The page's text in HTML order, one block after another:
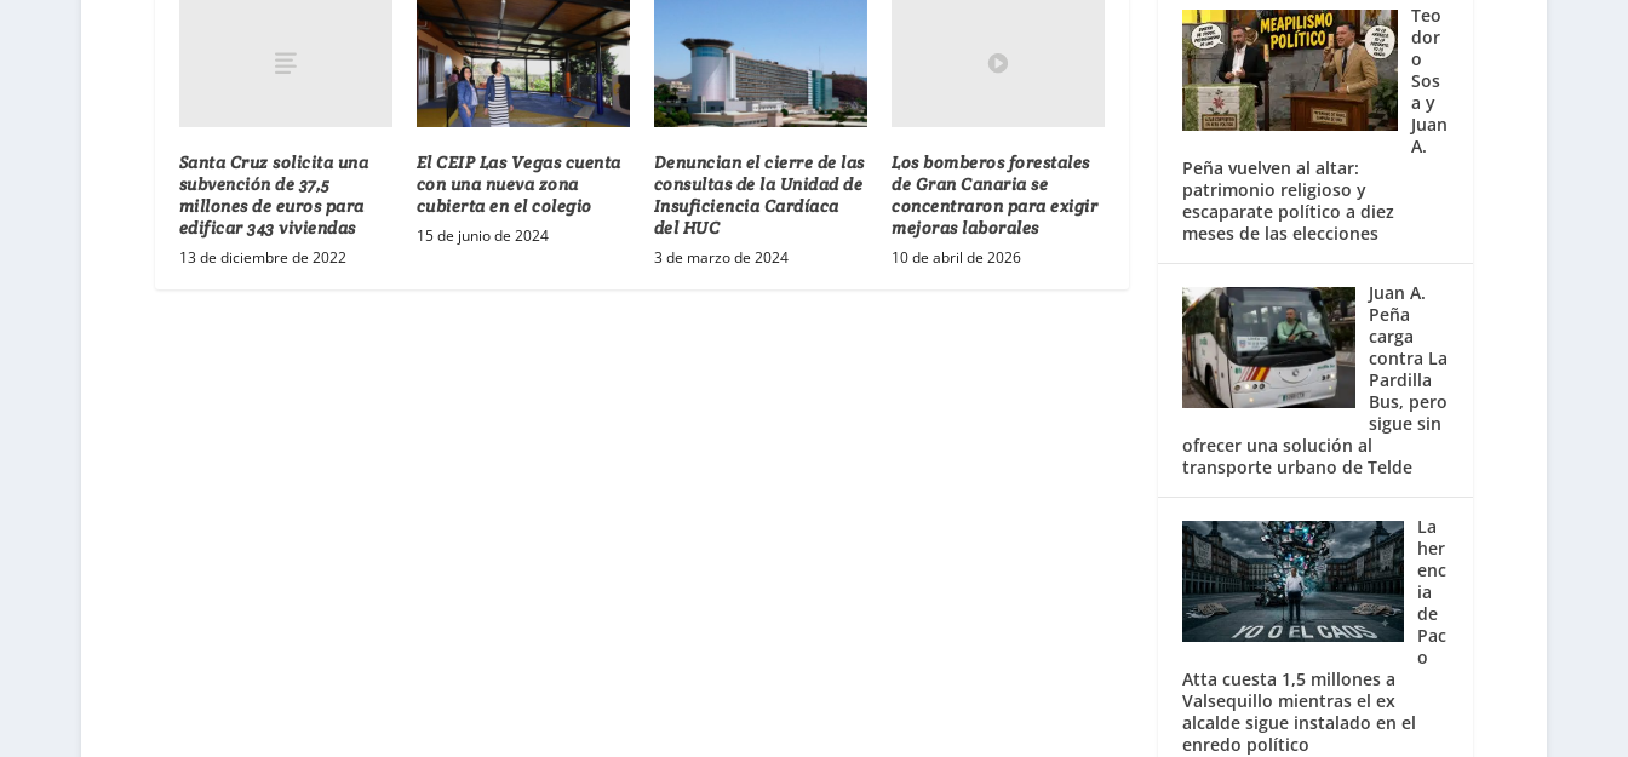
Santa Cruz solicita una
subvención de 37,5
millones de euros para
edificar 343 viviendas
13 de diciembre de 2022
El CEIP Las Vegas cuenta
con una nueva zona
cubierta en el colegio
15 de junio de 2024
Denuncian el cierre de las
consultas de la Unidad de
Insuficiencia Cardíaca
del HUC
3 de marzo de 2024
Los bomberos forestales
de Gran Canaria se
concentraron para exigir
mejoras laborales
10 de abril de 2026
Teo
dor
o
Sos
a y
Juan
A.
Peña vuelven al altar:
patrimonio religioso y
escaparate político a diez
meses de las elecciones
Juan A.
Peña
carga
contra La
Pardilla
Bus, pero
sigue sin
ofrecer una solución al
transporte urbano de Telde
La
her
enc
ia
de
Pac
o
Atta cuesta 1,5 millones a
Valsequillo mientras el ex
alcalde sigue instalado en el
enredo político